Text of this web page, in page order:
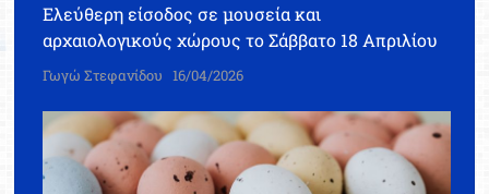
Ελεύθερη είσοδος σε μουσεία και
αρχαιολογικούς χώρους το Σάββατο 18 Απριλίου
Γωγώ Στεφανίδου 16/04/2026